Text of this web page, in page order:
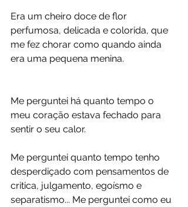
Era um cheiro doce de flor
perfumosa, delicada e colorida, que
me fez chorar como quando ainda
era uma pequena menina.
Me perguntei há quanto tempo o
meu coração estava fechado para
sentir o seu calor.
Me perguntei quanto tempo tenho
desperdiçado com pensamentos de
critica, julgamento, egoísmo e
separatismo... Me perguntei como eu